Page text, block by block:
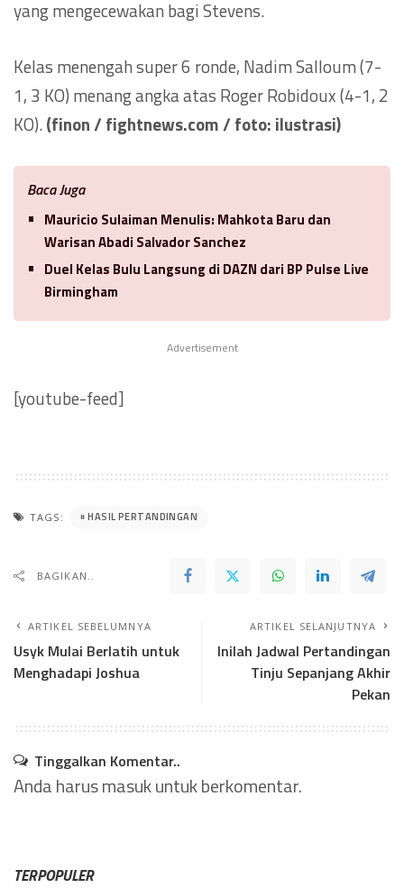
yang mengecewakan bagi Stevens.
Kelas menengah super 6 ronde, Nadim Salloum (7-
1, 3 KO) menang angka atas Roger Robidoux (4-1, 2
KO).(finon / fightnews.com / foto: ilustrasi)
Baca Juga
Mauricio Sulaiman Menulis: Mahkota Baru dan
Warisan Abadi Salvador Sanchez
Duel Kelas Bulu Langsung di DAZN dari BP Pulse Live
Birmingham
Advertisement
[youtube-feed]
TAGS: HASIL PERTANDINGAN
BAGIKAN..
ARTIKEL SEBELUMNYA
Usyk Mulai Berlatih untuk
Menghadapi Joshua
ARTIKEL SELANJUTNYA
Inilah Jadwal Pertandingan
Tinju Sepanjang Akhir
Pekan
Tinggalkan Komentar..
Anda harusmasukuntuk berkomentar.
TERPOPULER